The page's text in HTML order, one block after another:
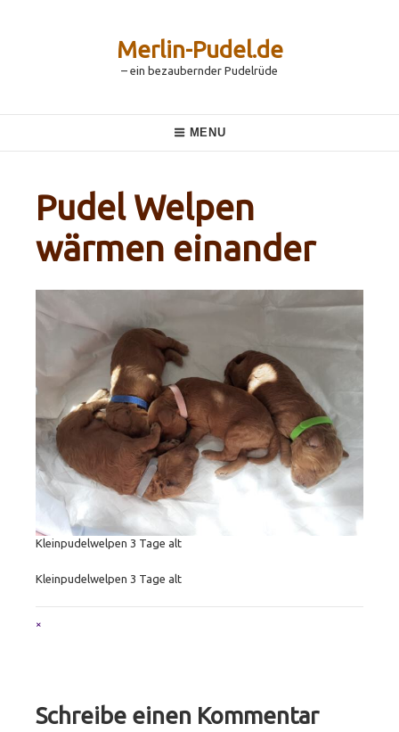
Merlin-Pudel.de
– ein bezaubernder Pudelrüde
Navigation
MENU
Pudel Welpen
wärmen einander
Kleinpudelwelpen 3 Tage alt
Kleinpudelwelpen 3 Tage alt
Full
×
Schreibe einen Kommentar